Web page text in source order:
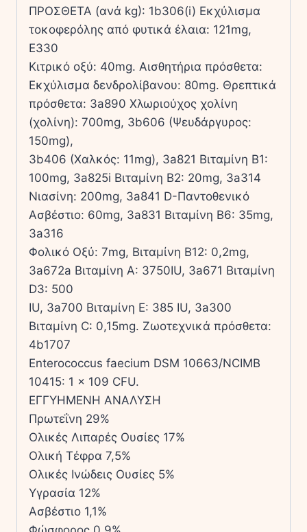
ΠΡΟΣΘΕΤΑ (ανά kg): 1b306(i) Εκχύλισµα
τοκοφερόλης από φυτικά έλαια: 121mg,
E330
Κιτρικό οξύ: 40mg. Αισθητήρια πρόσθετα:
Εκχύλισµα δενδρολίβανου: 80mg. Θρεπτικά
πρόσθετα: 3a890 Χλωριούχος χολίνη
(χολίνη): 700mg, 3b606 (Ψευδάργυρος:
150mg),
3b406 (Χαλκός: 11mg), 3a821 Βιταµίνη B1:
100mg, 3a825i Βιταµίνη B2: 20mg, 3a314
Νιασίνη: 200mg, 3a841 D-Παντοθενικό
Ασβέστιο: 60mg, 3a831 Βιταµίνη B6: 35mg,
3a316
Φολικό Οξύ: 7mg, Βιταµίνη B12: 0,2mg,
3a672a Βιταµίνη A: 3750IU, 3a671 Βιταµίνη
D3: 500
IU, 3a700 Βιταµίνη E: 385 IU, 3a300
Βιταµίνη C: 0,15mg. Ζωοτεχνικά πρόσθετα:
4b1707
Enterococcus faecium DSM 10663/NCIMB
10415: 1 x 109 CFU.
ΕΓΓΥΗΜΕΝΗ ΑΝΑΛΥΣΗ
Πρωτεΐνη 29%
Ολικές Λιπαρές Ουσίες 17%
Ολική Τέφρα 7,5%
Ολικές Ινώδεις Ουσίες 5%
Υγρασία 12%
Ασβέστιο 1,1%